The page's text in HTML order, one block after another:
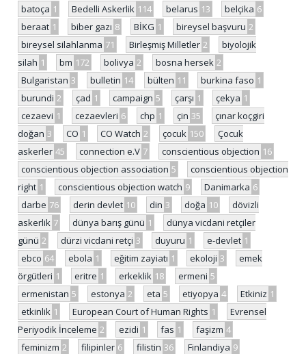
batoça 1 Bedelli Askerlik 114 belarus 13 belçika 6
beraat 1 biber gazı 8 BİKG 1 bireysel başvuru 2
bireysel silahlanma 71 Birleşmiş Milletler 2
biyolojik
silah 1 bm 172 bolivya 2 bosna hersek 2
Bulgaristan 3 bulletin 14 bülten 11 burkina faso 1
burundi 2 çad 1 campaign 5 çarşı 1 çekya 1
cezaevi 1 cezaevleri 6 chp 1 çin 35
çınar koçgiri
doğan 3 CO 1 CO Watch 2 çocuk 150
Çocuk
askerler 45 connection e.V 7 conscientious objection 16
conscientious objection association 5
conscientious objection
right 1 conscientious objection watch 9 Danimarka 6
darbe 76 derin devlet 10 din 3 doğa 10
dövizli
askerlik 7 dünya barış günü 1
dünya vicdani retçiler
günü 2 dürzi vicdani retçi 3 duyuru 1 e-devlet 1
ebco 64 ebola 1 eğitim zayiatı 1 ekoloji 3
emek
örgütleri 1 eritre 1 erkeklik 18 ermeni 5
ermenistan 5 estonya 2 eta 5 etiyopya 4 Etkiniz 1
etkinlik 1 European Court of Human Rights 1
Evrensel
Periyodik İnceleme 2 ezidi 1 fas 1 faşizm 4
feminizm 2 filipinler 6 filistin 36 Finlandiya 9